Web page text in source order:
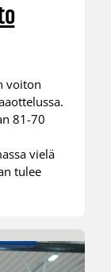
voiton
81-70
vielä
tulee